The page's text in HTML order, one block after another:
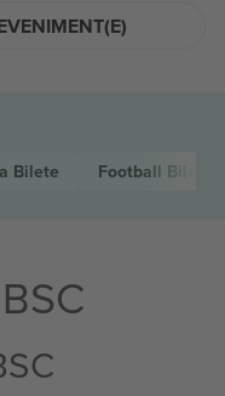
Bilete Football Bilete